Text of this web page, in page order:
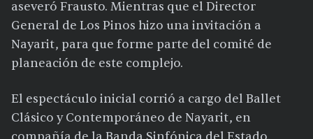
aseveró Frausto. Mientras que el Director
General de Los Pinos hizo una invitación a
Nayarit, para que forme parte del comité de
planeación de este complejo.
El espectáculo inicial corrió a cargo del Ballet
Clásico y Contemporáneo de Nayarit, en